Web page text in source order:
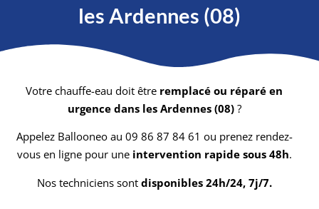
les Ardennes (08)
Votre chauffe-eau doit être remplacé ou réparé en
urgence dans les Ardennes (08) ?
Appelez Ballooneo au 09 86 87 84 61 ou prenez rendez-
vous en ligne pour une intervention rapide sous 48h.
Nos techniciens sont disponibles 24h/24, 7j/7.